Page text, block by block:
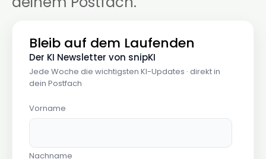
Bleib auf dem Laufenden
Der KI Newsletter von snipKI
Jede Woche die wichtigsten KI-Updates · direkt in
dein Postfach
Vorname
Nachname